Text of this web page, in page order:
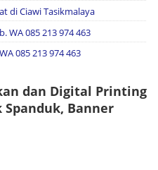
di Ciawi Tasikmalaya
WA 085 213 974 463
085 213 974 463
dan Digital Printing
Banner